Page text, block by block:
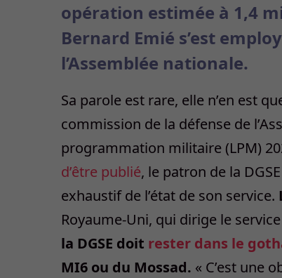
opération estimée à 1,4
Bernard Emié s’est
l’Assemblée nationale.
Sa parole est rare, elle n’en est
commission de la défense de
programmation militaire (LPM)
d’être publié, le patron de la
exhaustif de l’état de son service.
Royaume-Uni, qui dirige le
la DGSE doit rester dans le
MI6 ou du Mossad. « C’est une